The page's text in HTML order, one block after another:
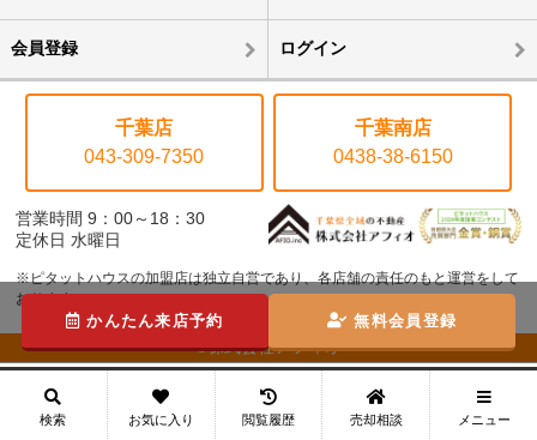
会員登録 ログイン
千葉店
043-309-7350
千葉南店
0438-38-6150
営業時間 9：00～18：30
定休日 水曜日
※ピタットハウスの加盟店は独立自営であり、各店舗の責任のもと運営をして
おります。
©株式会社アフィオ
かんたん来店予約 無料会員登録
検索 お気に入り 閲覧履歴 売却相談 メニュー